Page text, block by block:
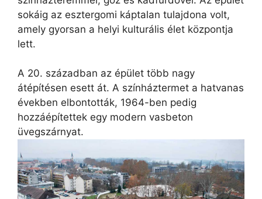
sokáig az esztergomi káptalan tulajdona volt,
amely gyorsan a helyi kulturális élet központja
lett.
A 20. században az épület több nagy
átépítésen esett át. A színháztermet a hatvanas
években elbontották, 1964-ben pedig
hozzáépítettek egy modern vasbeton
üvegszárnyat.